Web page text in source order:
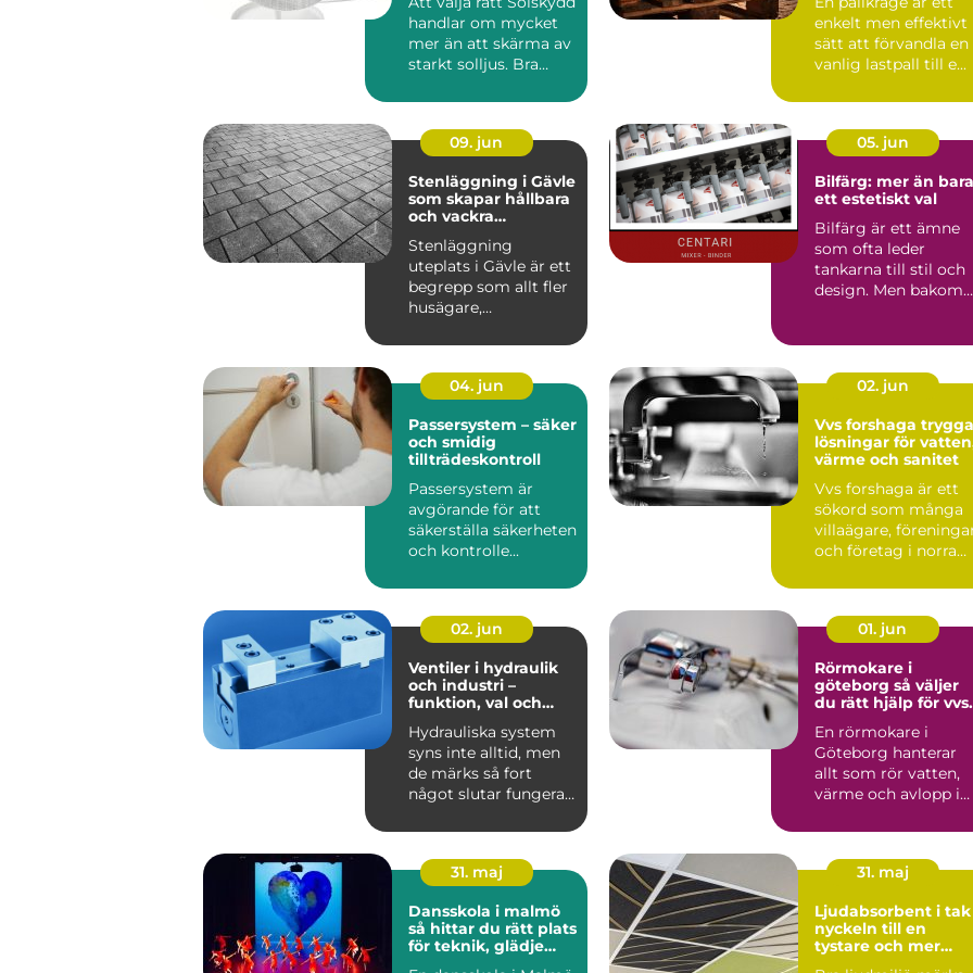
handlar om mycket
mer än att skärma av
starkt solljus. Bra
enkelt men effektivt
sätt att förvandla en
vanlig lastpall till e...
09. jun
Stenläggning i Gävle
som skapar hållbara
och vackra
Stenläggning
uteplats i Gävle är ett
begrepp som allt fler
husägare,
05. jun
Bilfärg: mer än bara
ett estetiskt val
Bilfärg är ett ämne
som ofta leder
tankarna till stil och
design. Men bakom
04. jun
Passersystem – säker
och smidig
tillträdeskontroll
Passersystem är
avgörande för att
säkerställa säkerheten
och kontrolle...
02. jun
Vvs forshaga trygga
lösningar för
värme och sanitet
Vvs forshaga är ett
sökord som många
villaägare,
och företag i norra
nä...
02. jun
Ventiler i hydraulik
och industri –
funktion, val och
Hydrauliska system
syns inte alltid, men
de märks så fort
något slutar fungera.
01. jun
Rörmokare i
göteborg så väljer
du rätt hjälp för vvs
En rörmokare i
Göteborg hanterar
allt som rör vatten,
värme och avlopp i
lägenheter och...
31. maj
Dansskola i malmö
så hittar du rätt plats
för teknik, glädje
31. maj
Ljudabsorbent i tak
nyckeln till en
tystare och mer